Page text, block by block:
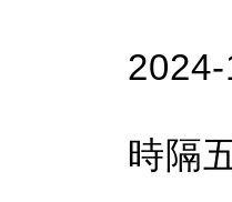
時隔